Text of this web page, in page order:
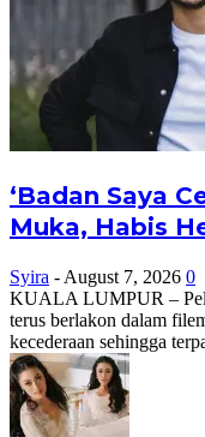
‘Badan Saya
Muka, Habis
Syira - August 7, 2026 0
KUALA LUMPUR –
terus berlakon dalam
kecederaan sehingga